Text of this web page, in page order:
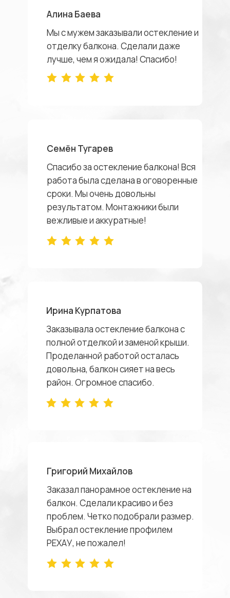
Мы с мужем заказывали остекление и
отделку балкона. Сделали даже
лучше, чем я ожидала! Спасибо!
Алина Баева
Заказал панорамное остекление на
балкон. Сделали красиво и без
проблем. Четко подобрали размер.
Выбрал остекление профилем
РЕХАУ, не пожалел!
Григорий Михайлов
Заказывала остекление балкона с
полной отделкой и заменой крыши.
Проделанной работой осталась
довольна, балкон сияет на весь
район. Огромное спасибо.
Ирина Курпатова
Спасибо за остекление балкона! Вся
работа была сделана в оговоренные
сроки. Мы очень довольны
результатом. Монтажники были
вежливые и аккуратные!
Семён Тугарев